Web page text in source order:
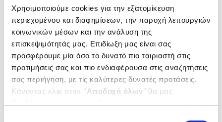
Χρησιμοποιούμε cookies για την εξατομίκευση
περιεχομένου και διαφημίσεων, την παροχή λειτουργιών
κοινωνικών μέσων και την ανάλυση της
επισκεψιμότητάς μας. Επιδίωξη μας είναι σας
προσφέρουμε μία όσο το δυνατό πιο ταιριαστή στις
προτιμήσεις σας και πιο ενδιαφέρουσα στις αναζητήσεις
σας περιήγηση, με τις καλύτερες δυνατές προτάσεις.
Κάνοντας κλικ στην ‘’Αποδοχή όλων’’ θα μας